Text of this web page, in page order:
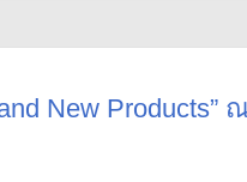
New Products”